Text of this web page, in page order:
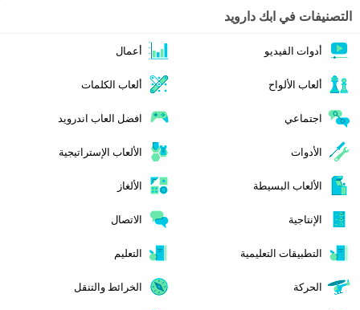
التصنيفات في ابك دارويد
أدوات الفيديو أعمال
ألعاب الألواح ألعاب الكلمات
اجتماعي افضل العاب اندرويد
الأدوات الألعاب الإستراتيجية
الألعاب البسيطة الألغاز
الإنتاجية الاتصال
التطبيقات التعليمية التعليم
الحركة الخرائط والتنقل